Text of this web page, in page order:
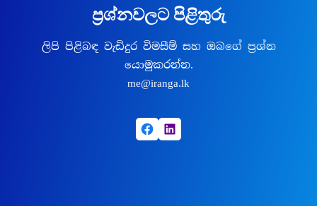
ප්‍රශ්නවලට පිළිතුරු
ලිපි පිළිබඳ වැඩිදුර විමසීම් සහ ඔබගේ ප්‍රශ්න
යොමුකරන්න.
me@iranga.lk
Facebook LinkedIn